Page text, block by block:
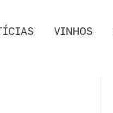
VINHOS